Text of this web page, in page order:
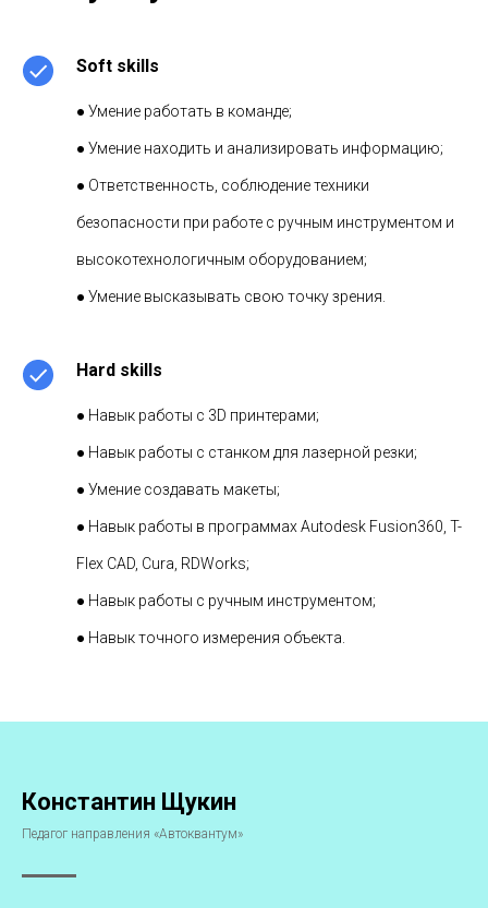
Soft skills
● Умение работать в команде;
● Умение находить и анализировать информацию;
● Ответственность, соблюдение техники
безопасности при работе с ручным инструментом и
высокотехнологичным оборудованием;
● Умение высказывать свою точку зрения.
Hard skills
● Навык работы с 3D принтерами;
● Навык работы с станком для лазерной резки;
● Умение создавать макеты;
● Навык работы в программах Autodesk Fusion360, T-
Flex CAD, Cura, RDWorks;
● Навык работы с ручным инструментом;
● Навык точного измерения объекта.
Константин Щукин
Педагог направления «Автоквантум»